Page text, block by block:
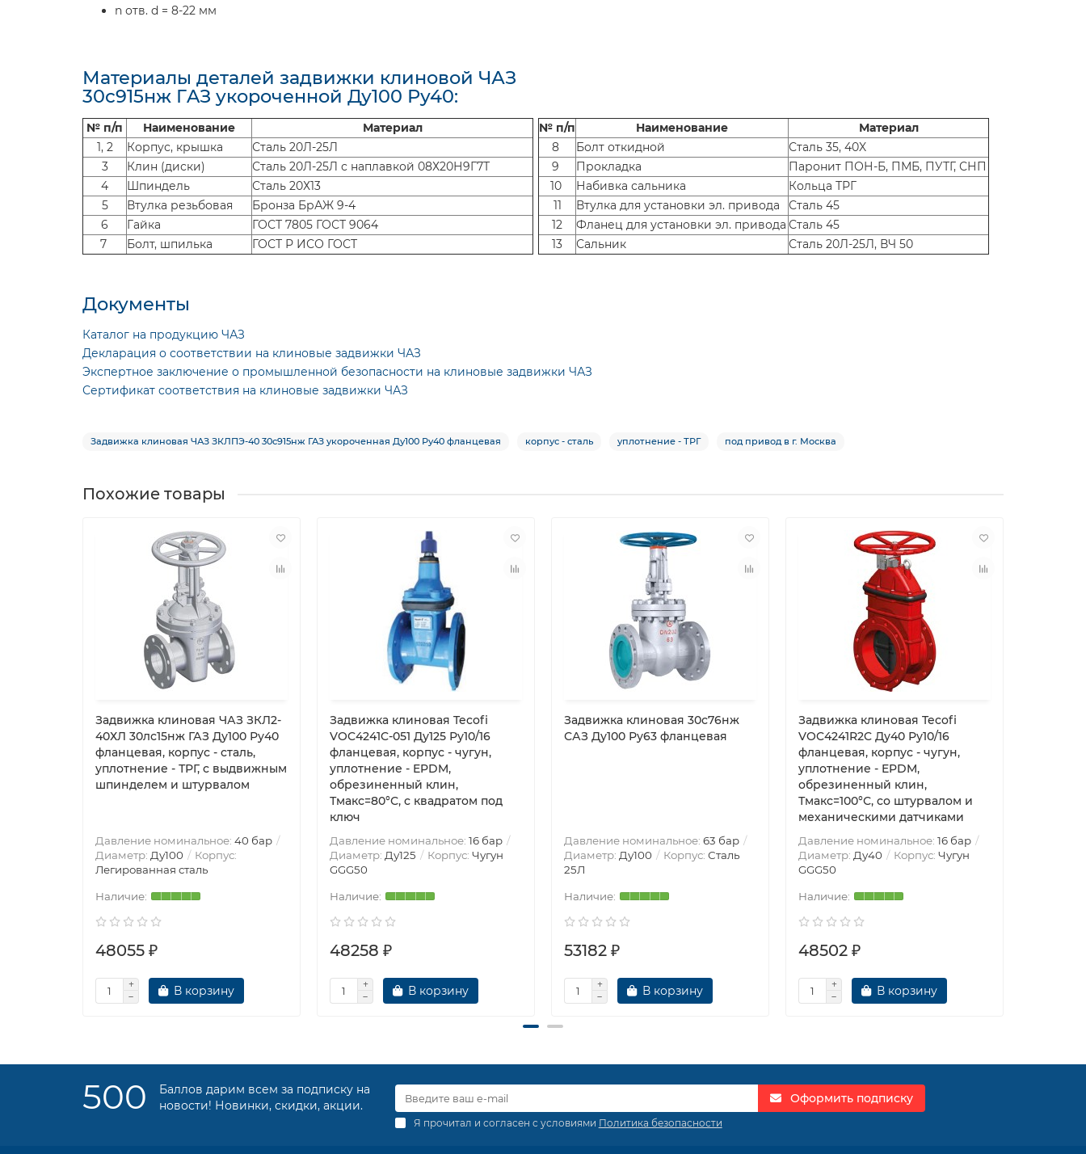
n отв. d = 8-22 мм
Материалы деталей задвижки клиновой ЧАЗ
30с915нж ГAЗ укороченной Ду100 Ру40:
№ п/п Наименование
Материал
1, 2
Корпус, крышка
Сталь 20Л-25Л
3
Клин (диски)
Сталь 20Л-25Л с наплавкой 08Х20Н9Г7Т
4
Шпиндель
Сталь 20Х13
5
Втулка резьбовая
Бронза БрАЖ 9-4
6
Гайка
ГОСТ 7805 ГОСТ 9064
7
Болт, шпилька ГОСТ Р ИСО ГОСТ
№ п/п Наименование
Материал
8
Болт откидной
Сталь 35, 40X
9
Прокладка
Паронит ПОН-Б, ПМБ, ПУТГ, СНП
10
Набивка сальника
Кольца ТРГ
11
Втулка для установки эл. привода
Сталь 45
12
Фланец для установки эл. привода Сталь 45
13
Сальник Сталь 20Л-25Л, ВЧ 50
Документы
Каталог на продукцию ЧАЗ
Декларация о соответствии на клиновые задвижки ЧАЗ
Экспертное заключение о промышленной безопасности на клиновые задвижки ЧАЗ
Сертификат соответствия на клиновые задвижки ЧАЗ
Задвижка клиновая ЧАЗ ЗКЛПЭ-40 30с915нж ГАЗ укороченная Ду100 Ру40 фланцевая корпус - сталь уплотнение - ТРГ под привод в г. Москва
Похожие товары
Задвижка клиновая ЧАЗ ЗКЛ2-
40ХЛ 30лс15нж ГАЗ Ду100 Ру40
фланцевая, корпус - сталь,
уплотнение - ТРГ, с выдвижным
шпинделем и штурвалом
Давление номинальное: 40 бар
Диаметр: Ду100
Корпус:
Легированная сталь
48055 ₽
В корзину
Задвижка клиновая Tecofi
VOC4241C-051 Ду125 Ру10/16
фланцевая, корпус - чугун,
уплотнение - EPDM,
обрезиненный клин,
Тмакс=80°С, c квадратом под
ключ
Давление номинальное: 16 бар
Диаметр: Ду125 Корпус: Чугун
GGG50
48258 ₽
В корзину
Задвижка клиновая 30с76нж
САЗ Ду100 Ру63 фланцевая
Давление номинальное: 63 бар
Диаметр: Ду100 Корпус: Сталь
25Л
53182 ₽
В корзину
Задвижка клиновая Tecofi
VOC4241R2C Ду40 Ру10/16
фланцевая, корпус - чугун,
уплотнение - EPDM,
обрезиненный клин,
Тмакс=100°С, со штурвалом и
механическими датчиками
Давление номинальное: 16 бар
Диаметр: Ду40 Корпус: Чугун
GGG50
48502 ₽
В корзину
500
Баллов дарим всем за подписку на
новости! Новинки, скидки, акции.
Оформить подписку
Я прочитал и согласен с условиями Политика безопасности